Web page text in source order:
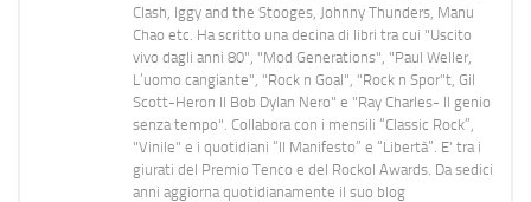
Clash, Iggy and the Stooges, Johnny Thunders, Manu
Chao etc. Ha scritto una decina di libri tra cui "Uscito
vivo dagli anni 80", "Mod Generations", "Paul Weller,
L’uomo cangiante", "Rock n Goal", "Rock n Spor"t, Gil
Scott-Heron Il Bob Dylan Nero" e "Ray Charles- Il genio
senza tempo". Collabora con i mensili “Classic Rock”,
"Vinile" e i quotidiani “Il Manifesto” e “Libertà”. E' tra i
giurati del Premio Tenco e del Rockol Awards. Da sedici
anni aggiorna quotidianamente il suo blog